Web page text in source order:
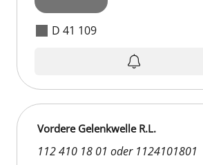
D 41 109
Vordere Gelenkwelle R.L.
112 410 18 01 oder 1124101801